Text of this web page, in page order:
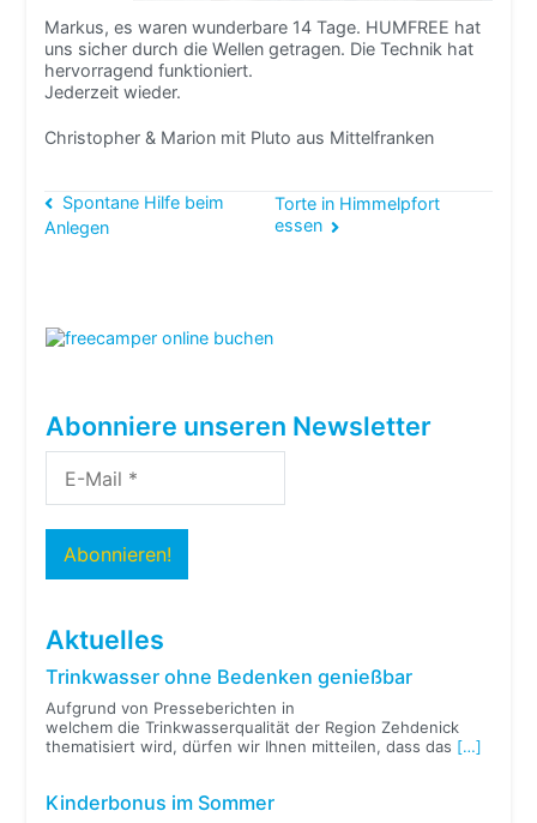
Markus, es waren wunderbare 14 Tage. HUMFREE hat
uns sicher durch die Wellen getragen. Die Technik hat
hervorragend funktioniert.
Jederzeit wieder.
Christopher & Marion mit Pluto aus Mittelfranken
Beitragsnavigation
Spontane Hilfe beim
Anlegen
Torte in Himmelpfort
essen
Abonniere unseren Newsletter
Aktuelles
Trinkwasser ohne Bedenken genießbar
Aufgrund von Presseberichten in
welchem die Trinkwasserqualität der Region Zehdenick
thematisiert wird, dürfen wir Ihnen mitteilen, dass das […]
Kinderbonus im Sommer